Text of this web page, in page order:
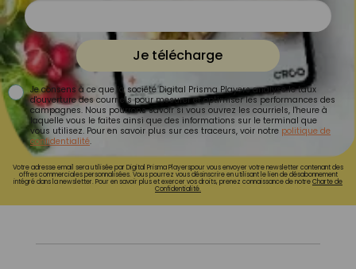
Je télécharge
Je consens à ce que la société Digital Prisma Players analyse le taux
d'ouverture des courriels pour mesurer et optimiser les performances des
campagnes. Nous pourrons savoir si vous ouvrez les courriels, l'heure à
laquelle vous le faites ainsi que des informations sur le terminal que
vous utilisez. Pour en savoir plus sur ces traceurs, voir notre politique de
confidentialité.
Votre adresse email sera utilisée par Digital Prisma Playerspour vous envoyer votre newsletter contenant des
offres commerciales personnalisées. Vous pourrez vous désinscrire en utilisant le lien de désabonnement
intégré dans la newsletter. Pour en savoir plus et exercer vos droits, prenez connaissance de notreCharte de
Confidentialité.